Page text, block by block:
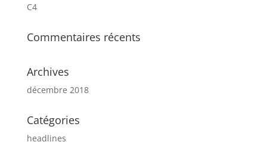
C4
Commentaires récents
Archives
décembre 2018
Catégories
headlines